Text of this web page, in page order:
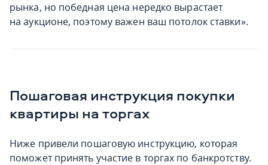
рынка, но победная цена нередко вырастает
на аукционе, поэтому важен ваш потолок ставки».
Пошаговая инструкция покупки
квартиры на торгах
Ниже привели пошаговую инструкцию, которая
поможет принять участие в торгах по банкротству.